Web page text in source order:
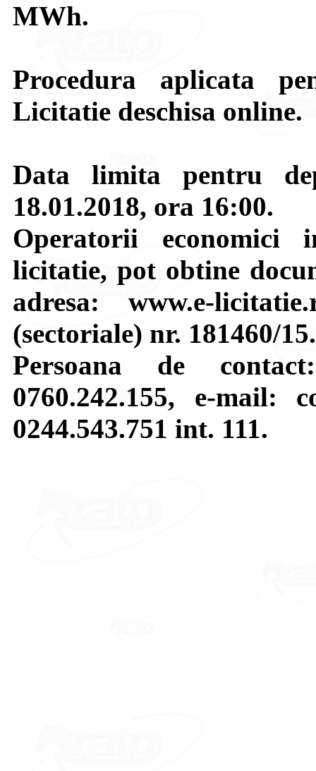
MWh.
Procedura aplicata
Licitatie deschisa online.
Data limita pentru
18.01.2018, ora 16:00.
Operatorii
licitatie, pot obtine
adresa: www.e-
(sectoriale) nr. 181460/
Persoana de
0760.242.155, e-mail:
0244.543.751 int. 111.